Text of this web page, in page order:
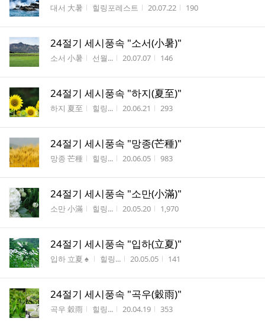
게시판명
대서 大暑 작성자
힐링포레스트 작성시간
20.07.22 조회수
190
24절기 세시풍속 "소서(小暑)"
게시판명
소서 小暑 작성자
선월... 작성시간
20.07.07 조회수
146
24절기 세시풍속 "하지(夏至)"
게시판명
하지 夏至 작성자
힐링... 작성시간
20.06.21 조회수
293
24절기 세시풍속 "망종(芒種)"
게시판명
망종 芒種 작성자
힐링... 작성시간
20.06.05 조회수
983
24절기 세시풍속 "소만(小滿)"
게시판명
소만 小滿 작성자
힐링... 작성시간
20.05.20 조회수
1,970
24절기 세시풍속 "입하(立夏)"
게시판명
입하 立夏 ♠ 작성자
힐링... 작성시간
20.05.05 조회수
141
24절기 세시풍속 "곡우(穀雨)"
게시판명
곡우 穀雨 작성자
힐링... 작성시간
20.04.19 조회수
353